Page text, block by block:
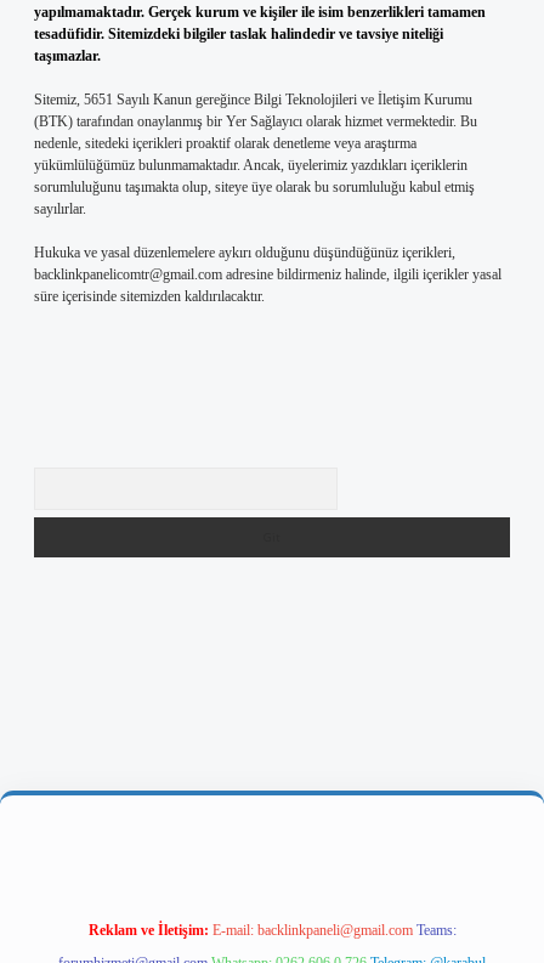
yapılmamaktadır. Gerçek kurum ve kişiler ile isim benzerlikleri tamamen
tesadüfidir. Sitemizdeki bilgiler taslak halindedir ve tavsiye niteliği
taşımazlar.
Sitemiz, 5651 Sayılı Kanun gereğince Bilgi Teknolojileri ve İletişim Kurumu
(BTK) tarafından onaylanmış bir Yer Sağlayıcı olarak hizmet vermektedir. Bu
nedenle, sitedeki içerikleri proaktif olarak denetleme veya araştırma
yükümlülüğümüz bulunmamaktadır. Ancak, üyelerimiz yazdıkları içeriklerin
sorumluluğunu taşımakta olup, siteye üye olarak bu sorumluluğu kabul etmiş
sayılırlar.
Hukuka ve yasal düzenlemelere aykırı olduğunu düşündüğünüz içerikleri,
backlinkpanelicomtr@gmail.com adresine bildirmeniz halinde, ilgili içerikler yasal
süre içerisinde sitemizden kaldırılacaktır.
giriş
Reklam ve İletişim: E-mail: backlinkpaneli@gmail.com Teams: